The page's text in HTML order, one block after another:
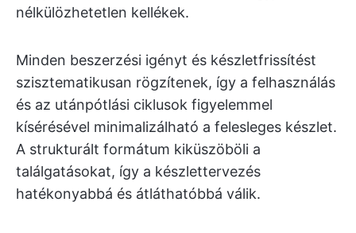
nélkülözhetetlen kellékek.
Minden beszerzési igényt és készletfrissítést
szisztematikusan rögzítenek, így a felhasználás
és az utánpótlási ciklusok figyelemmel
kísérésével minimalizálható a felesleges készlet.
A strukturált formátum kiküszöböli a
találgatásokat, így a készlettervezés
hatékonyabbá és átláthatóbbá válik.